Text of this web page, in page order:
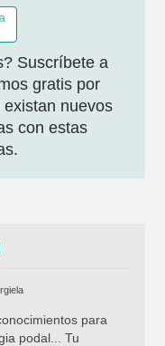
Suscríbete a
gratis por
nuevos
con estas
para
podal... Tu